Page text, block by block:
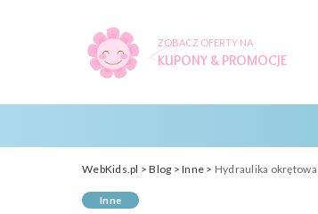
ZOBACZ OFERTY NA
KUPONY & PROMOCJE
WebKids.pl >Blog >Inne > Hydraulika
Inne